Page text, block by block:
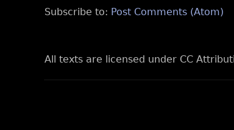
Subscribe to: Post Comments (Atom)
All texts are licensed under CC